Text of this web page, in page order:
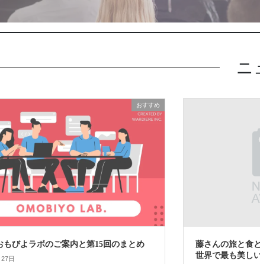
ニ
おすすめ
もびよラボのご案内と第15回のまとめ
日
藤さんの旅と食
世界で最も美し